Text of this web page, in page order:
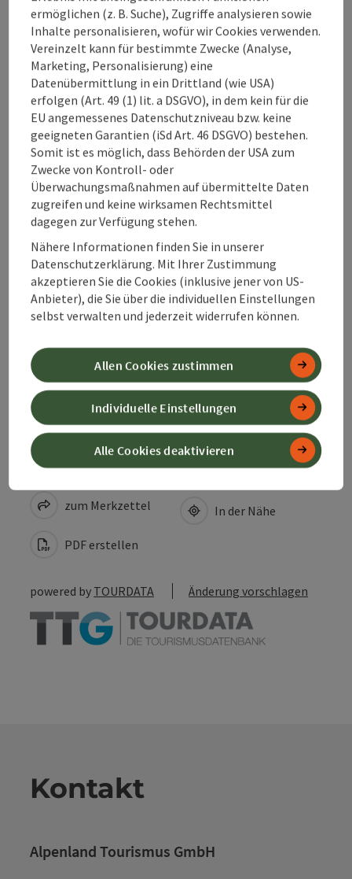
Tour und Routeninformationen
An der Strecke
Anreise/Lage
Eignung
Barrierefreiheit
Kontakt
Zustimmungserklärung
Beitrag merken
zum Merkzettel
PDF erstellen
Beitrag drucken
In der Nähe
powered by TOURDATA Änderung vorschlagen
Kontakt
Alpenland Tourismus GmbH
ermöglichen (z. B. Suche), Zugriffe analysieren sowie
Inhalte personalisieren, wofür wir Cookies verwenden.
Vereinzelt kann für bestimmte Zwecke (Analyse,
Marketing, Personalisierung) eine
Datenübermittlung in ein Drittland (wie USA)
erfolgen (Art. 49 (1) lit. a DSGVO), in dem kein für die
EU angemessenes Datenschutzniveau bzw. keine
geeigneten Garantien (iSd Art. 46 DSGVO) bestehen.
Somit ist es möglich, dass Behörden der USA zum
Zwecke von Kontroll- oder
Überwachungsmaßnahmen auf übermittelte Daten
zugreifen und keine wirksamen Rechtsmittel
dagegen zur Verfügung stehen.
Nähere Informationen finden Sie in unserer
Datenschutzerklärung. Mit Ihrer Zustimmung
akzeptieren Sie die Cookies (inklusive jener von US-
Anbieter), die Sie über die individuellen Einstellungen
selbst verwalten und jederzeit widerrufen können.
Alle Cookies deaktivieren
Individuelle Einstellungen
Allen Cookies zustimmen